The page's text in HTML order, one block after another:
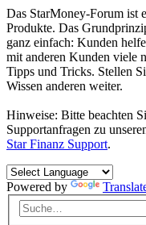
Das StarMoney-Forum ist
Produkte. Das
ganz einfach: Kunden
mit anderen Kunden viele
Tipps und Tricks. Stellen
Wissen anderen weiter.
Hinweise: Bitte beachten
Supportanfragen zu
Star Finanz Support.
Powered by